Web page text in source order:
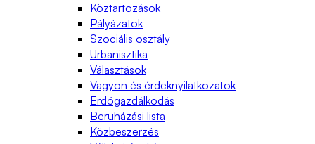
Köztartozások
Pályázatok
Szociális osztály
Urbanisztika
Választások
Vagyon és érdeknyilatkozatok
Erdőgazdálkodás
Beruházási lista
Közbeszerzés